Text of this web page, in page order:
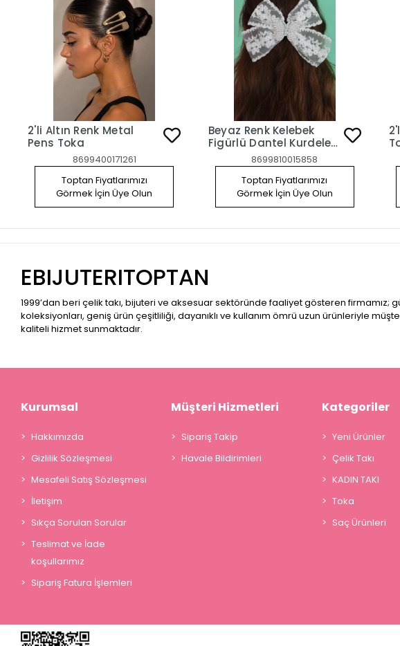
2'li Altın Renk Metal
Pens Toka
8699400171261
Toptan Fiyatlarımızı
Görmek İçin Üye Olun
Beyaz Renk Kelebek
Figürlü Dantel Kurdele
Pens Toka8699810015858
Toptan Fiyatlarımızı
Görmek İçin Üye Olun
EBIJUTERITOPTAN
1999’dan beri çelik takı, bijuteri ve aksesuar sektöründe faaliyet gösteren firmamız;
koleksiyonları, geniş ürün çeşitliliği, dayanıklı ve kullanım ömrü uzun ürünleriyle
kaliteli hizmet sunmaktadır.
Kurumsal
Hakkımızda
Gizlilik Sözleşmesi
Mesafeli Satış Sözleşmesi
İletişim
Sıkça Sorulan Sorular
Teslimat ve İade
koşullarımız
Sipariş Fatura İşlemleri
Müşteri Hizmetleri
Sipariş Takip
Havale Bildirimleri
Kategoriler
Yeni Ürünler
Çelik Takı
KADIN TAKI
Toka
Saç Ürünleri